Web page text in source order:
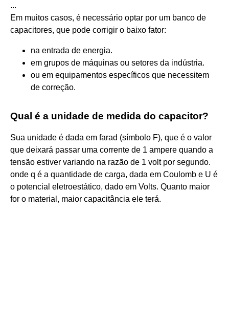
...
Em muitos casos, é necessário optar por um banco de
capacitores, que pode corrigir o baixo fator:
na entrada de energia.
em grupos de máquinas ou setores da indústria.
ou em equipamentos específicos que necessitem
de correção.
Qual é a unidade de medida do capacitor?
Sua unidade é dada em farad (símbolo F), que é o valor
que deixará passar uma corrente de 1 ampere quando a
tensão estiver variando na razão de 1 volt por segundo.
onde q é a quantidade de carga, dada em Coulomb e U é
o potencial eletroestático, dado em Volts. Quanto maior
for o material, maior capacitância ele terá.